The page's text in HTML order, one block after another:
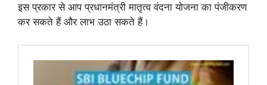
इस प्रकार से आप प्रधानमंत्री मातृत्व वंदना योजना का पंजीकरण
कर सकते हैं और लाभ उठा सकते हैं।